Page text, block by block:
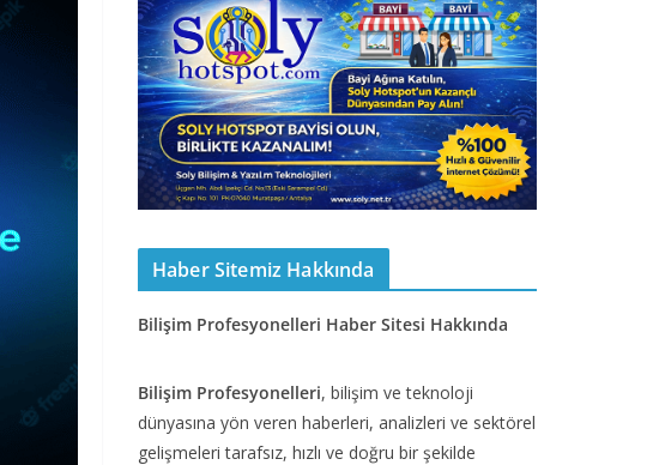
Haber Sitemiz Hakkında
Bilişim Profesyonelleri Haber Sitesi Hakkında
Bilişim Profesyonelleri, bilişim ve teknoloji
dünyasına yön veren haberleri, analizleri ve sektörel
gelişmeleri tarafsız, hızlı ve doğru bir şekilde